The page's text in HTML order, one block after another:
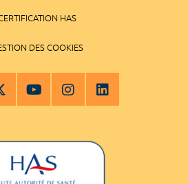
HAS
DES COOKIES